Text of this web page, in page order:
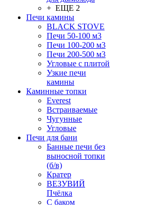
+ ЕЩЕ 2
Печи камины
BLACK STOVE
Печи 50-100 м3
Печи 100-200 м3
Печи 200-500 м3
Угловые с плитой
Узкие печи
камины
Каминные топки
Everest
Встраиваемые
Чугунные
Угловые
Печи для бани
Банные печи без
выносной топки
(б/в)
Кратер
ВЕЗУВИЙ
Пчёлка
С баком